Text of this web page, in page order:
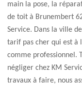
main la pose, la
de toit à Brunembert
Service. Dans la ville
tarif pas cher qui est à
comme professionnel.
négliger chez KM
travaux à faire, nous